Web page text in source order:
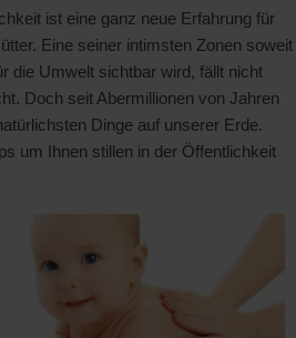
ist eine ganz neue Erfahrung für
Eine seiner intimsten Zonen soweit
die Umwelt sichtbar wird, fällt nicht
Doch seit Abermillionen von Jahren
Dinge auf unserer Erde.
um Ihnen stillen in der Öffentlichkeit